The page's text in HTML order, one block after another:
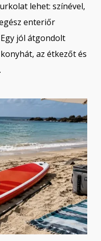
lehet: színével,
enteriőr
jól átgondolt
az étkezőt és